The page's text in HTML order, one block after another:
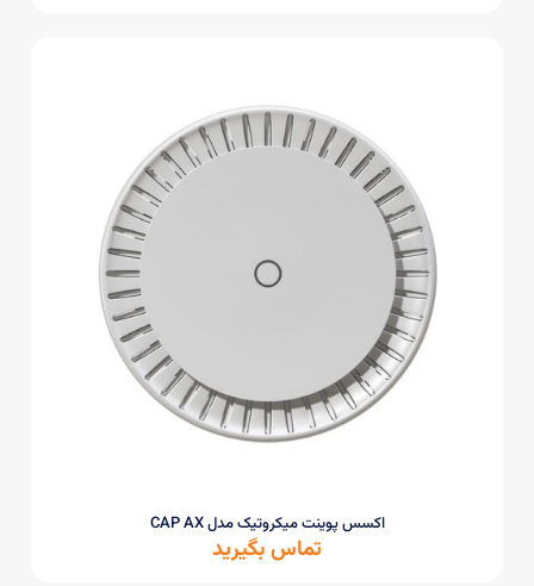
اکسس پوینت میکروتیک مدل CAP AX
تماس بگیرید